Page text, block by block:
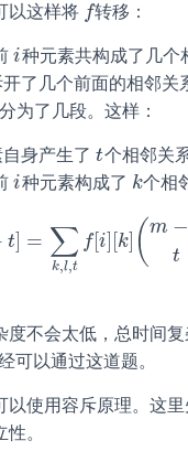
以这样将 f
f 转移：
i
i 种元素共构成了几个
了几个前面的相邻关
为了几段。这样：
自身产生了t
t个相邻关
i
i 种元素构成了 k
k个相
t] = ∑
k,l,t
f[i] [k] (m −
t
+t =∑ k,l [i][ ]( m
度不会太低，总时间
可以通过这道题。
以使用容斥原理。这里
。